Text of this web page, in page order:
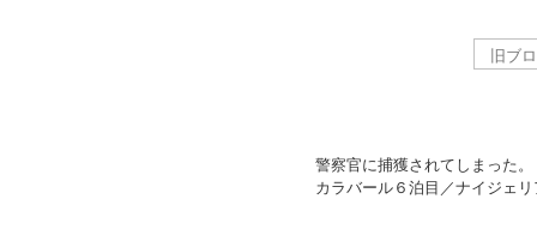
警察官に捕獲されてしまった。
カラバール６泊目／ナイジェリ